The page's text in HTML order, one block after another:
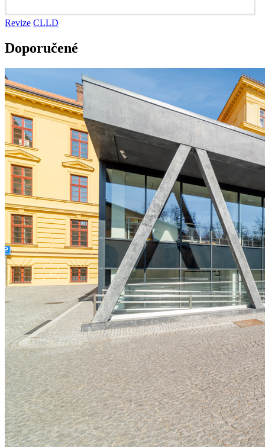
Revize CLLD
Doporučené